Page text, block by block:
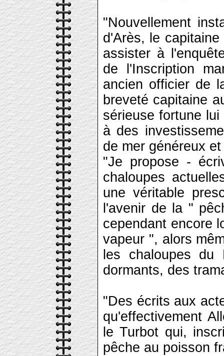
"Nouvellement
d'Arès, le
assister à
de l'Inscription
ancien officier de
breveté capitaine
sérieuse fortune
à des
de mer généreux
"Je propose -
chaloupes
une véritable
l'avenir de la "
cependant encore
vapeur ", alors
les chaloupes
dormants, des
"Des écrits aux
qu'effectivement
le Turbot qui,
pêche au poisson